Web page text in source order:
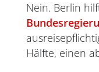
Nein. Berlin
Hälfte, einen